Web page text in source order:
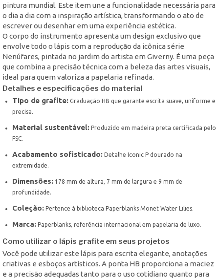
pintura mundial. Este item une a funcionalidade necessária para
o dia a dia com a inspiração artística, transformando o ato de
escrever ou desenhar em uma experiência estética.
O corpo do instrumento apresenta um design exclusivo que
envolve todo o lápis com a reprodução da icônica série
Nenúfares, pintada no jardim do artista em Giverny. É uma peça
que combina a precisão técnica com a beleza das artes visuais,
ideal para quem valoriza a papelaria refinada.
Detalhes e especificações do material
Tipo de grafite: Graduação HB que garante escrita suave, uniforme e
precisa.
Material sustentável: Produzido em madeira preta certificada pelo
FSC.
Acabamento sofisticado: Detalhe Iconic P dourado na
extremidade.
Dimensões: 178 mm de altura, 7 mm de largura e 9 mm de
profundidade.
Coleção: Pertence à biblioteca Paperblanks Monet Water Lilies.
Marca: Paperblanks, referência internacional em papelaria de luxo.
Como utilizar o lápis grafite em seus projetos
Você pode utilizar este lápis para escrita elegante, anotações
criativas e esboços artísticos. A ponta HB proporciona a maciez
e a precisão adequadas tanto para o uso cotidiano quanto para